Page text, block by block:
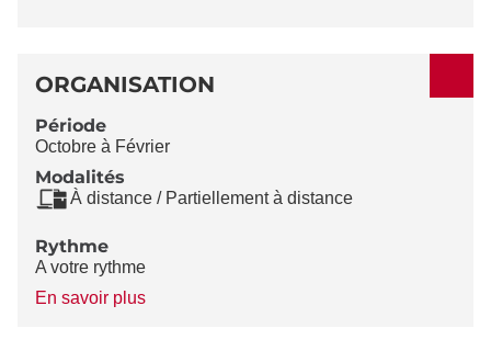
ORGANISATION
Période
Octobre à Février
Modalités
À distance / Partiellement à distance
Rythme
A votre rythme
En savoir plusà